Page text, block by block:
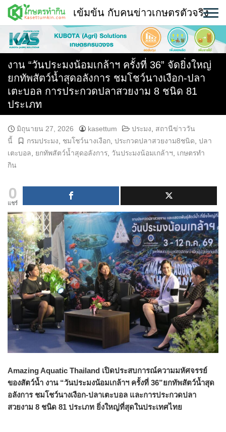
Skip
content
พืช
หน้าแรก
แวดวงเกษตร
ใคร ทำอะไร ที่ไหน
สถานีข่าววันนี้
เข้มข้น กับคนข่าวเกษตรตัวจริง
งาน “วันประมงน้อมเกล้าฯ ครั้งที่ 36” จัดยิ่งใหญ่
ยกทัพสัตว์น้ำสุดอลังการ ชมโชว์นางเงือก-ปลา
เตะบอล การประกวดปลาสวยงาม 8 ชนิด 81
ประเภท
มิถุนายน 27, 2026 kasettum ประมง, สถานีข่าววัน
นี้
กรมประมง, ชมโชว์นางเงือก, ประกวดปลาสวยงาม8ชนิด, ปลา
เตะบอล, ยกทัพสัตว์น้ำสุดอลังการ, วันประมงน้อมเกล้าฯ, เกษตรทำ
กิน
0
แชร์
Amazing Aquatic Thailand เปิดประสบการณ์ความมหัศจรรย์
ของสัตว์น้ำ งาน “วันประมงน้อมเกล้าฯ ครั้งที่ 36”ยกทัพสัตว์น้ำสุด
อลังการ ชมโชว์นางเงือก-ปลาเตะบอล และการประกวดปลา
สวยงาม 8 ชนิด 81 ประเภท ยิ่งใหญ่ที่สุดในประเทศไทย